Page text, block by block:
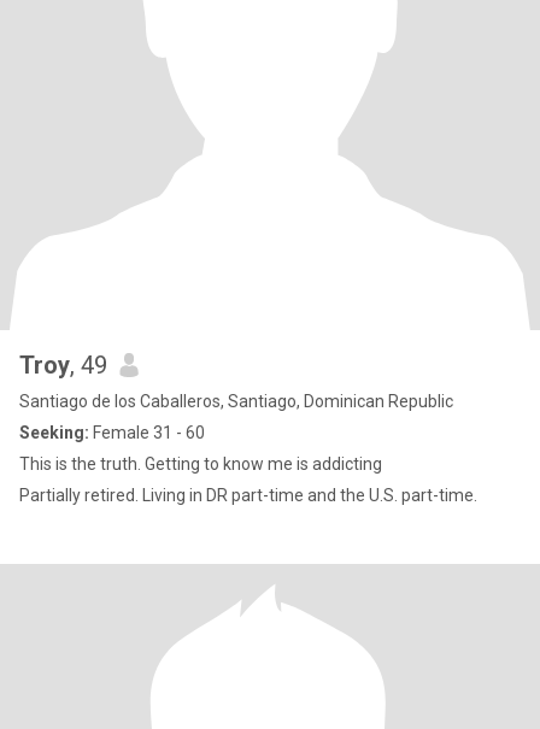
Troy, 49
Santiago de los Caballeros, Santiago, Dominican Republic
Seeking: Female 31 - 60
This is the truth. Getting to know me is addicting
Partially retired. Living in DR part-time and the U.S. part-time.